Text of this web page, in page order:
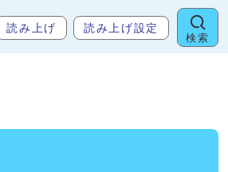
読み上げ 読み上げ設定
検索